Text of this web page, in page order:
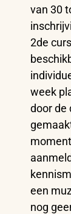
van 30
2de
week
door de
een
nog